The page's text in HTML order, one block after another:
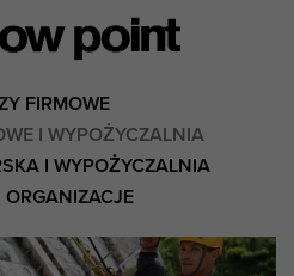
FIRMOWE
I WYPOŻYCZALNIA
I WYPOŻYCZALNIA